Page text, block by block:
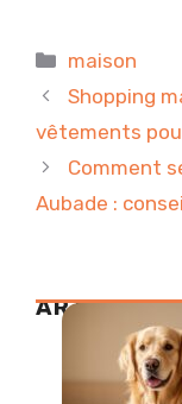
Catégories
maison
Shopping
vêtements
Comment
Aubade :
ARTICLES